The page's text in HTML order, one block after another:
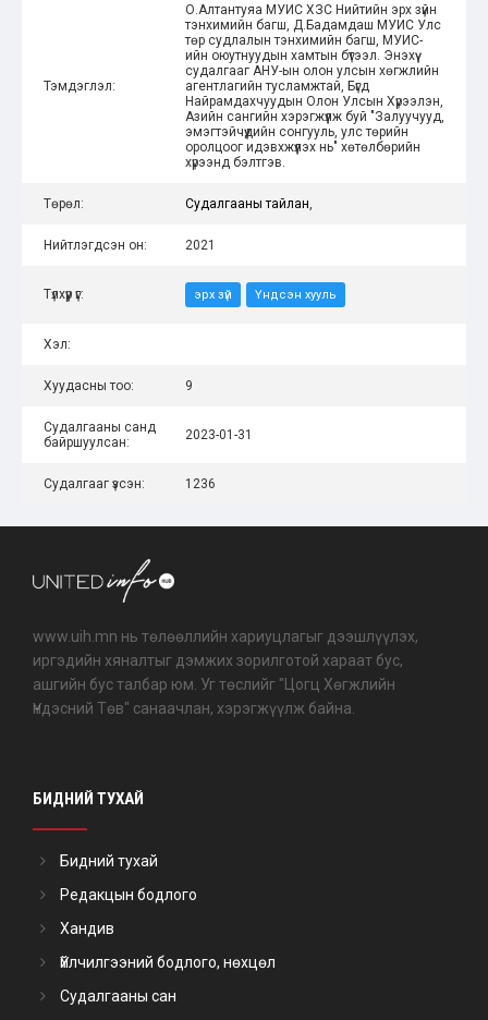
Тэмдэглэл:
О.Алтантуяа МУИС ХЗС Нийтийн эрх зүйн
тэнхимийн багш, Д.Бадамдаш МУИС Улс
төр судлалын тэнхимийн багш, МУИС-
ийн оюутнуудын хамтын бүтээл. Энэхүү
судалгааг АНУ-ын олон улсын хөгжлийн
агентлагийн тусламжтай, Бүгд
Найрамдахчуудын Олон Улсын Хүрээлэн,
Азийн сангийн хэрэгжүүлж буй "Залуучууд,
эмэгтэйчүүдийн сонгууль, улс төрийн
оролцоог идэвхжүүлэх нь" хөтөлбөрийн
хүрээнд бэлтгэв.
Төрөл: Судалгааны тайлан
Нийтлэгдсэн он: 2021
Түлхүүр үг: эрх зүй Үндсэн хууль
Хэл:
Хуудасны тоо: 9
Судалгааны санд
байршуулсан:
2023-01-31
Судалгааг үзсэн: 1236
www.uih.mn нь төлөөллийн хариуцлагыг дээшлүүлэх,
иргэдийн хяналтыг дэмжих зорилготой хараат бус,
ашгийн бус талбар юм. Уг төслийг "Цогц Хөгжлийн
Үндэсний Төв" санаачлан, хэрэгжүүлж байна.
БИДНИЙ ТУХАЙ
Бидний тухай
Редакцын бодлого
Хандив
Үйлчилгээний бодлого, нөхцөл
Судалгааны сан